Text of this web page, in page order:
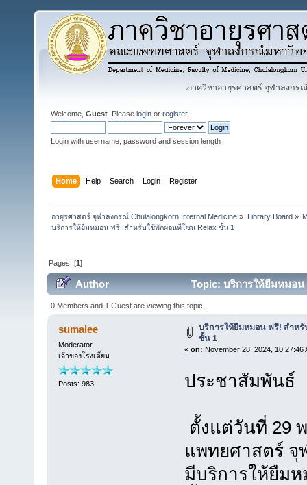
ภาควิชาอายุรศาสตร์ จุฬาลงกรณ์
Welcome, Guest . Please login or register.
Login with username, password and session length
Home Help Search Login Register
อายุรศาสตร์ จุฬาลงกรณ์ Chulalongkorn Internal Medicine » Library Board»
บริการให้ยืมหมอน ฟรี! สำหรับใช้พักผ่อนที่โซน Relax ชั้น 1
Pages: [1]
Author Topic: บริการให้ยืมหมอ
0 Members and 1 Guest are viewing this topic.
sumalee
Moderator
เจ้าของโรงเตี๊ยม
Posts: 983
บริการให้ยืมหมอน ฟรี! สำห
ชั้น 1
« on: November 28, 2024, 10:27:46
ประชาสัมพันธ์
ตั้งแต่วันที่ 29
แพทยศาสตร์ จุ
มีบริการให้ยืม